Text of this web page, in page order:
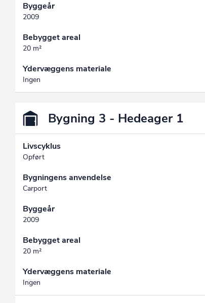
Byggeår
2009
Bebygget areal
20 m²
Ydervæggens materiale
Ingen
Bygning 3 - Hedeager 1
Livscyklus
Opført
Bygningens anvendelse
Carport
Byggeår
2009
Bebygget areal
20 m²
Ydervæggens materiale
Ingen